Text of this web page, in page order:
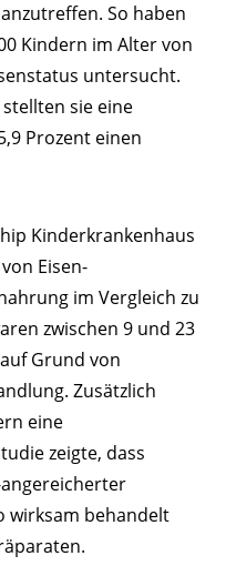
So haben
Kindern im Alter von
untersucht.
sie eine
Prozent einen
Kinderkrankenhaus
Eisen-
im Vergleich zu
zwischen 9 und 23
Grund von
Zusätzlich
eine
zeigte, dass
wirksam behandelt